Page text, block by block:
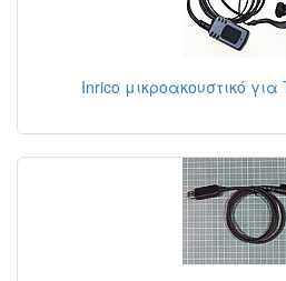
Inrico μικροακουστικό για